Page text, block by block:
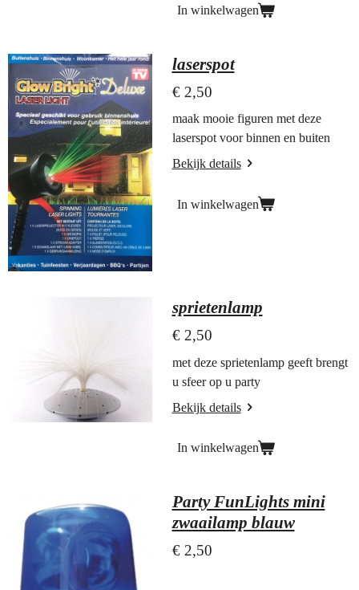
In winkelwagen
laserspot
€ 2,50
maak mooie figuren met deze
laserspot voor binnen en buiten
Bekijk details
In winkelwagen
sprietenlamp
€ 2,50
met deze sprietenlamp geeft brengt
u sfeer op u party
Bekijk details
In winkelwagen
Party FunLights mini
zwaailamp blauw
€ 2,50